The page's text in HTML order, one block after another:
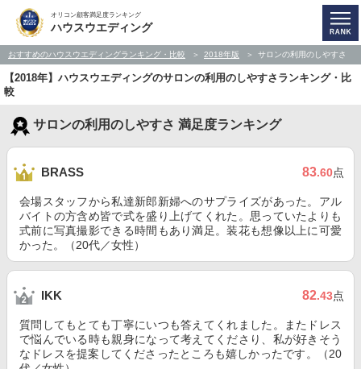
オリコン顧客満足度ランキング
ハウスウエディング
おすすめのハウスウエディングランキング・比較 2018年版 サロンの利用のしやすさ
【2018年】ハウスウエディングのサロンの利用のしやすさランキング・比
較
サロンの利用のしやすさ 満足度ランキング
BRASS 83.60点
会場スタッフから私達新郎新婦へのサプライズがあった。アル
バイトの方含め皆で式を盛り上げてくれた。思っていたよりも
式前に写真撮影できる時間もあり満足。装花も想像以上に可愛
かった。（20代／女性）
IKK 82.43点
質問してもとても丁寧にいつも答えてくれました。またドレス
で悩んでいる時も親身になって考えてくださり、私が好きそう
なドレスを提案してくださったところも嬉しかったです。（20